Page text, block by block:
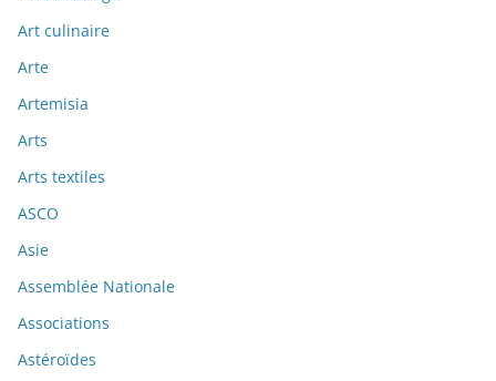
Art culinaire
Arte
Artemisia
Arts
Arts textiles
ASCO
Asie
Assemblée Nationale
Associations
Astéroïdes